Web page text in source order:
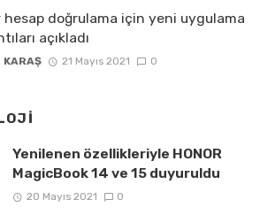
doğrulama için yeni uygulama
açıkladı
KARAŞ 21 Mayıs 2021 0
Yenilenen özellikleriyle HONOR
MagicBook 14 ve 15 duyuruldu
20 Mayıs 2021 0